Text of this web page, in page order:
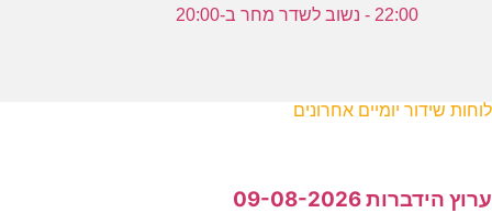
22:00 - נשוב לשדר מחר ב-20:00
לוחות שידור יומיים אחרונים
ערוץ הידברות 09-08-2026